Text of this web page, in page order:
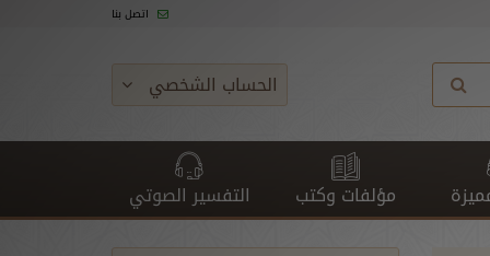
اتصل بنا
الحساب الشخصي
مؤلفات وكتب التفسير الصوتي